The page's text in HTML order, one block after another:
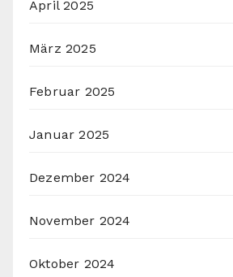
April 2025
März 2025
Februar 2025
Januar 2025
Dezember 2024
November 2024
Oktober 2024